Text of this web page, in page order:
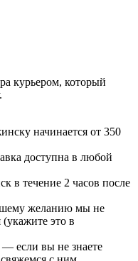
курьером, который
начинается от 350
доступна в любой
в течение 2 часов после
желанию мы не
это в
— если вы не знаете